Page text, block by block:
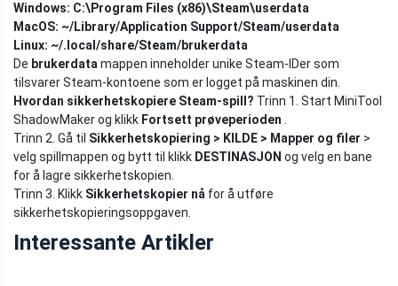
Windows: C:\Program Files (x86)\Steam\userdata
MacOS: ~/Library/Application Support/Steam/userdata
Linux: ~/.local/share/Steam/brukerdata
De brukerdata mappen inneholder unike Steam-IDer som
tilsvarer Steam-kontoene som er logget på maskinen din.
Hvordan sikkerhetskopiere Steam-spill? Trinn 1. Start MiniTool
ShadowMaker og klikk Fortsett prøveperioden
Trinn 2. Gå til Sikkerhetskopiering > KILDE > Mapper og filer >
velg spillmappen og bytt til klikk DESTINASJON og velg en bane
for å lagre sikkerhetskopien.
Trinn 3. Klikk Sikkerhetskopier nå for å utføre
sikkerhetskopieringsoppgaven.
Interessante Artikler